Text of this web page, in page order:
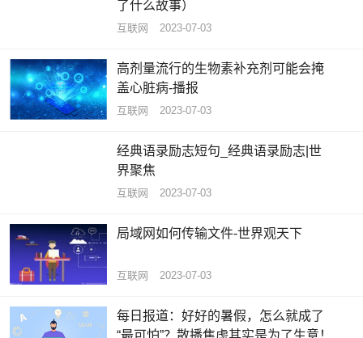
了什么故事）
互联网 2023-07-03
高剂量流行的生物素补充剂可能会掩
盖心脏病-播报
互联网 2023-07-03
经典语录励志短句_经典语录励志|世
界聚焦
互联网 2023-07-03
局域网如何传输文件-世界观天下
互联网 2023-07-03
每日报道：好好的暑假，怎么就成了
“最可怕”？散播焦虑其实是为了生意！